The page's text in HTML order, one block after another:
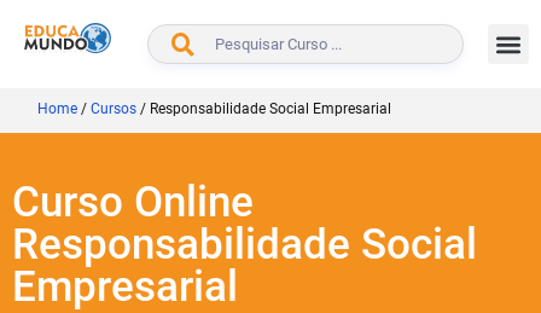
BUSCAR
Home / Cursos / Responsabilidade Social Empresarial
Curso Online
Responsabilidade Social
Empresarial